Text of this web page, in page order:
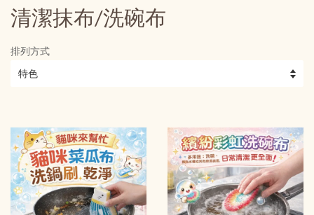
清潔抹布/洗碗布
排列方式